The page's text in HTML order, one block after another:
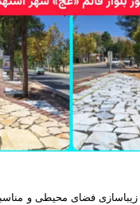
زیباسازی فضای محیطی و